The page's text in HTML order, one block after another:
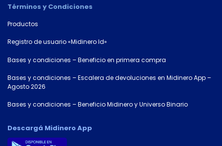
Términos y Condiciones
Productos
Registro de usuario «Midinero Id»
Bases y condiciones – Beneficio en primera compra
Bases y condiciones – Escalera de devoluciones en Midinero App –
Agosto 2026
Bases y condiciones – Beneficio Midinero y Universo Binario
Descargá Midinero App